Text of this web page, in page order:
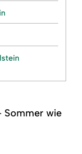
Sommer wie